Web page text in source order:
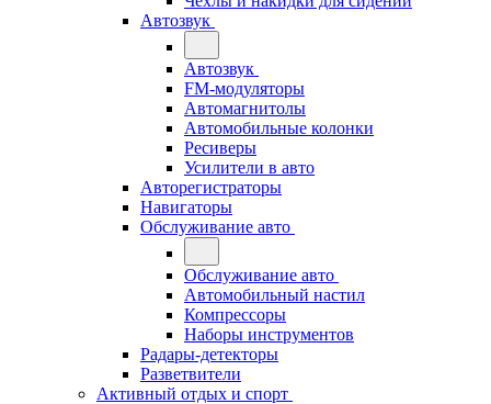
Автозвук
Автозвук
FM-модуляторы
Автомагнитолы
Автомобильные колонки
Ресиверы
Усилители в авто
Авторегистраторы
Навигаторы
Обслуживание авто
Обслуживание авто
Автомобильный настил
Компрессоры
Наборы инструментов
Радары-детекторы
Разветвители
Активный отдых и спорт